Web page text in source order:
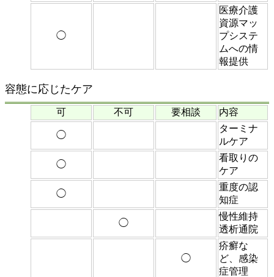
◯
医療介護
資源マッ
プシステ
ムへの情
報提供
容態に応じたケア
可 不可 要相談 内容
◯
ターミナ
ルケア
◯
看取りの
ケア
◯
重度の認
知症
◯
慢性維持
透析通院
◯
疥癬な
ど、感染
症管理